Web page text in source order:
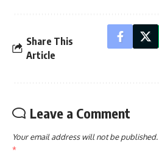
Share This
Article
Leave a Comment
Your email address will not be published.
*